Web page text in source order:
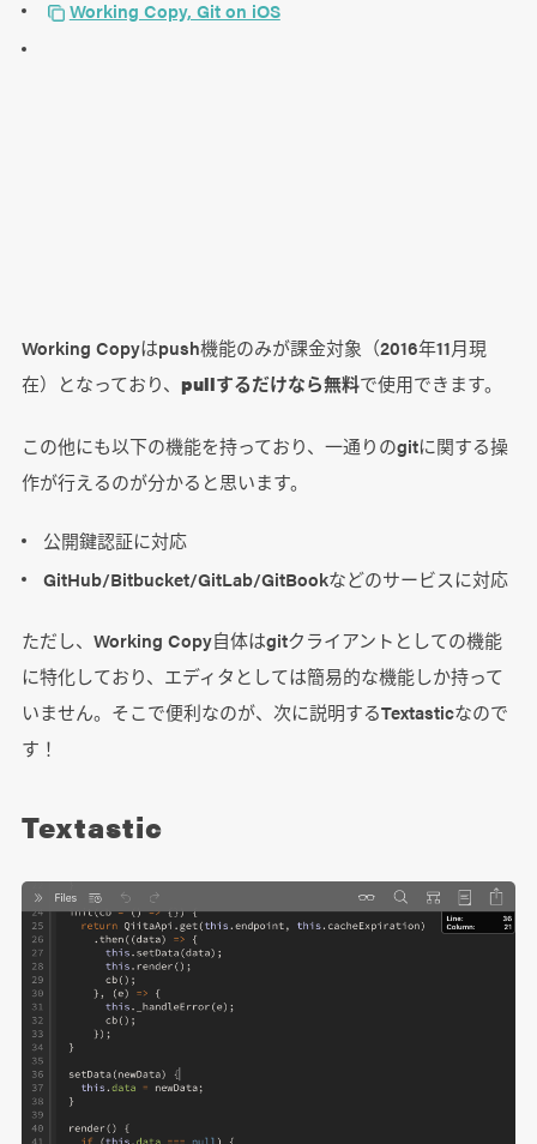
Working Copy, Git on iOS
Working Copyはpush機能のみが課金対象（2016年11月現
在）となっており、 pullするだけなら無料で使用できます。
この他にも以下の機能を持っており、一通りのgitに関する操
作が行えるのが分かると思います。
公開鍵認証に対応
GitHub/Bitbucket/GitLab/GitBookなどのサービスに対応
ただし、Working Copy自体はgitクライアントとしての機能
に特化しており、エディタとしては簡易的な機能しか持って
いません。そこで便利なのが、次に説明するTextasticなので
す！
Textastic